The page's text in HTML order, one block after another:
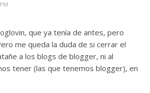
que ya tenía de antes, pero
me queda la duda de si cerrar el
a los blogs de blogger, ni al
tener (las que tenemos blogger), en